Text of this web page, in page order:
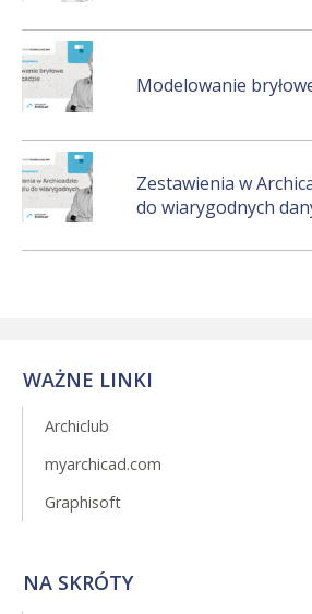
Modelowanie
Zestawienia w
do wiarygodnych
WAŻNE LINKI
Archiclub
myarchicad.com
Graphisoft
NA SKRÓTY